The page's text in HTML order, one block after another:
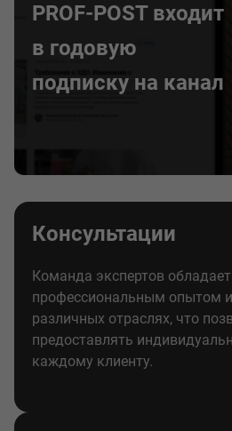
PROF-POST входит
в годовую
подписку на канал
Консультации
Команда экспертов
профессиональным опытом
различных отраслях, что
предоставлять
каждому клиенту.